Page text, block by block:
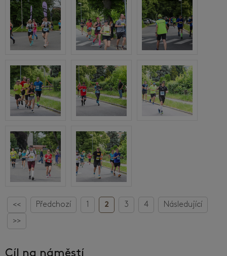
<< Předchozí 1 2 3 4
Následující
>>
Cíl na náměstí